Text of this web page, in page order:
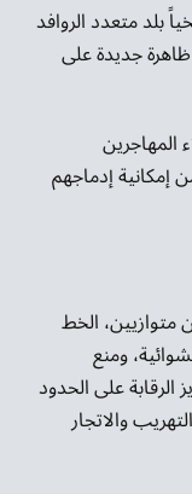
بلد متعدد الروافد
ظاهرة جديدة على
إمكانية إدماجهم
الخط
ومنع
الرقابة على الحدود
والاتجار